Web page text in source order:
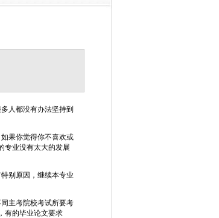
人都没有办法坚持到
果你觉得你不喜欢或
专业没有太大的发展
别原因，继续本专业
主考院校考试所要考
有的毕业论文要求